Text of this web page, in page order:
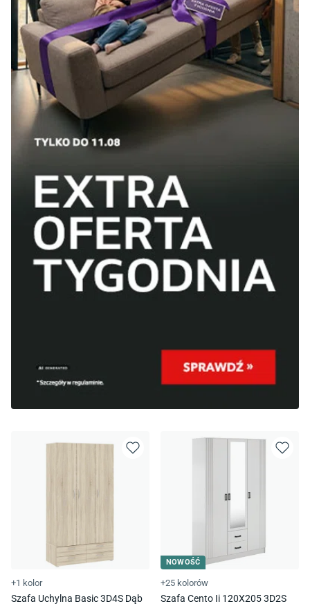
+1 kolor
Szafa Uchylna Basic 3D4S Dąb
NOWOŚĆ
+25 kolorów
Szafa Cento Ii 120X205 3D2S